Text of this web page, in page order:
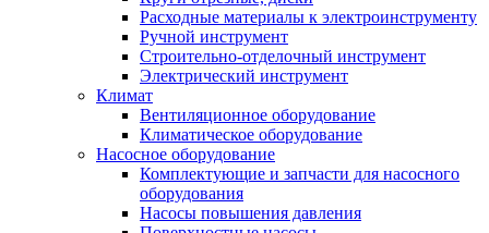
Расходные материалы к электроинструменту
Ручной инструмент
Строительно-отделочный инструмент
Электрический инструмент
Климат
Вентиляционное оборудование
Климатическое оборудование
Насосное оборудование
Комплектующие и запчасти для насосного
оборудования
Насосы повышения давления